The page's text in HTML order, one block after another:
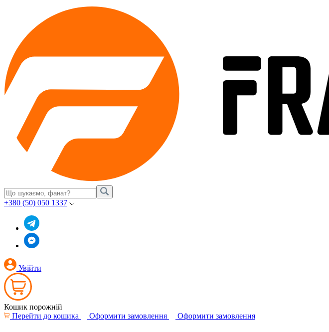
+380 (50) 050 1337
Увійти
Кошик порожній
Перейти до кошика
Оформити замовлення Оформити замовлення